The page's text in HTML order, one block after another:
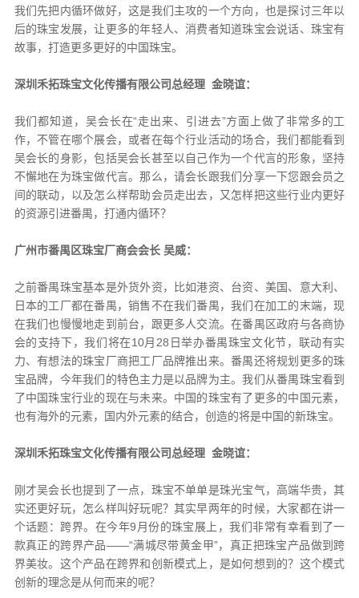
我们先把内循环做好，这是我们主攻的一个方向，也是探讨三年以
后的珠宝发展，让更多的年轻人、消费者知道珠宝会说话、珠宝有
故事，打造更多更好的中国珠宝。
深圳禾拓珠宝文化传播有限公司总经理 金晓谊：
我们都知道，吴会长在“走出来、引进去”方面上做了非常多的工
作，不管在哪个展会，或者在每个行业活动的场合，我们都能看到
吴会长的身影，包括吴会长甚至以自己作为一个代言的形象，坚持
不懈地在为珠宝做代言。那么，请会长跟我们分享一下您跟会员之
间的联动，以及怎么样帮助会员走出去，又怎样把这些行业内更好
的资源引进番禺，打通内循环？
广州市番禺区珠宝厂商会会长 吴威：
之前番禺珠宝基本是外货外资，比如港资、台资、美国、意大利、
日本的工厂都在番禺，销售不在我们番禺，我们在加工的末端，现
在我们也慢慢地走到前台，跟更多人交流。在番禺区政府与各商协
会的支持下，我们将在10月28日举办番禺珠宝文化节，联动有实
力、有想法的珠宝厂商把工厂品牌推出来。番禺还将规划更多的珠
宝品牌，今年我们的特色主力是以品牌为主。我们从番禺珠宝看到
了中国珠宝行业的现在与未来。中国的珠宝有了更多的中国元素，
也有海外的元素，国内外元素的结合，创造的将是中国的新珠宝。
深圳禾拓珠宝文化传播有限公司总经理 金晓谊：
刚才吴会长也提到了一点，珠宝不单单是珠光宝气，高端华贵，其
实还更好玩，怎么样叫好玩呢？其实早两年的时候，大家都在讲一
个话题：跨界。在今年9月份的珠宝展上，我们非常有幸看到了一
款真正的跨界产品——“满城尽带黄金甲”，真正把珠宝产品做到跨
界美妆。这个产品在跨界和创新模式上，是如何想到的？这个模式
创新的理念是从何而来的呢？